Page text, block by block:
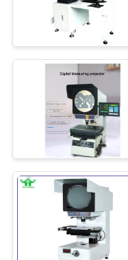
DEMANDEZ
UNE
CITATION
PLAN
POLITIQUE
du feu
du feu
de